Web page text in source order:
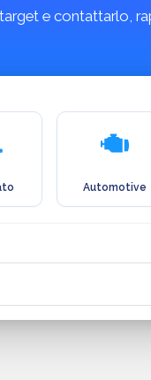
e contattarlo,
Automotive